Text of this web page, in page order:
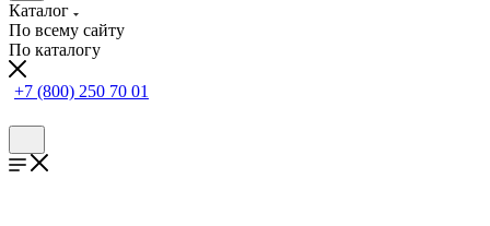
Каталог
По всему сайту
По каталогу
+7 (800) 250 70 01